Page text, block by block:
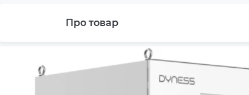
Про товар